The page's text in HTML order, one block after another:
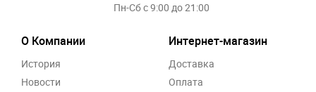
Пн-Сб с 9:00 до 21:00
О Компании
История
Новости
Интернет-магазин
Доставка
Оплата